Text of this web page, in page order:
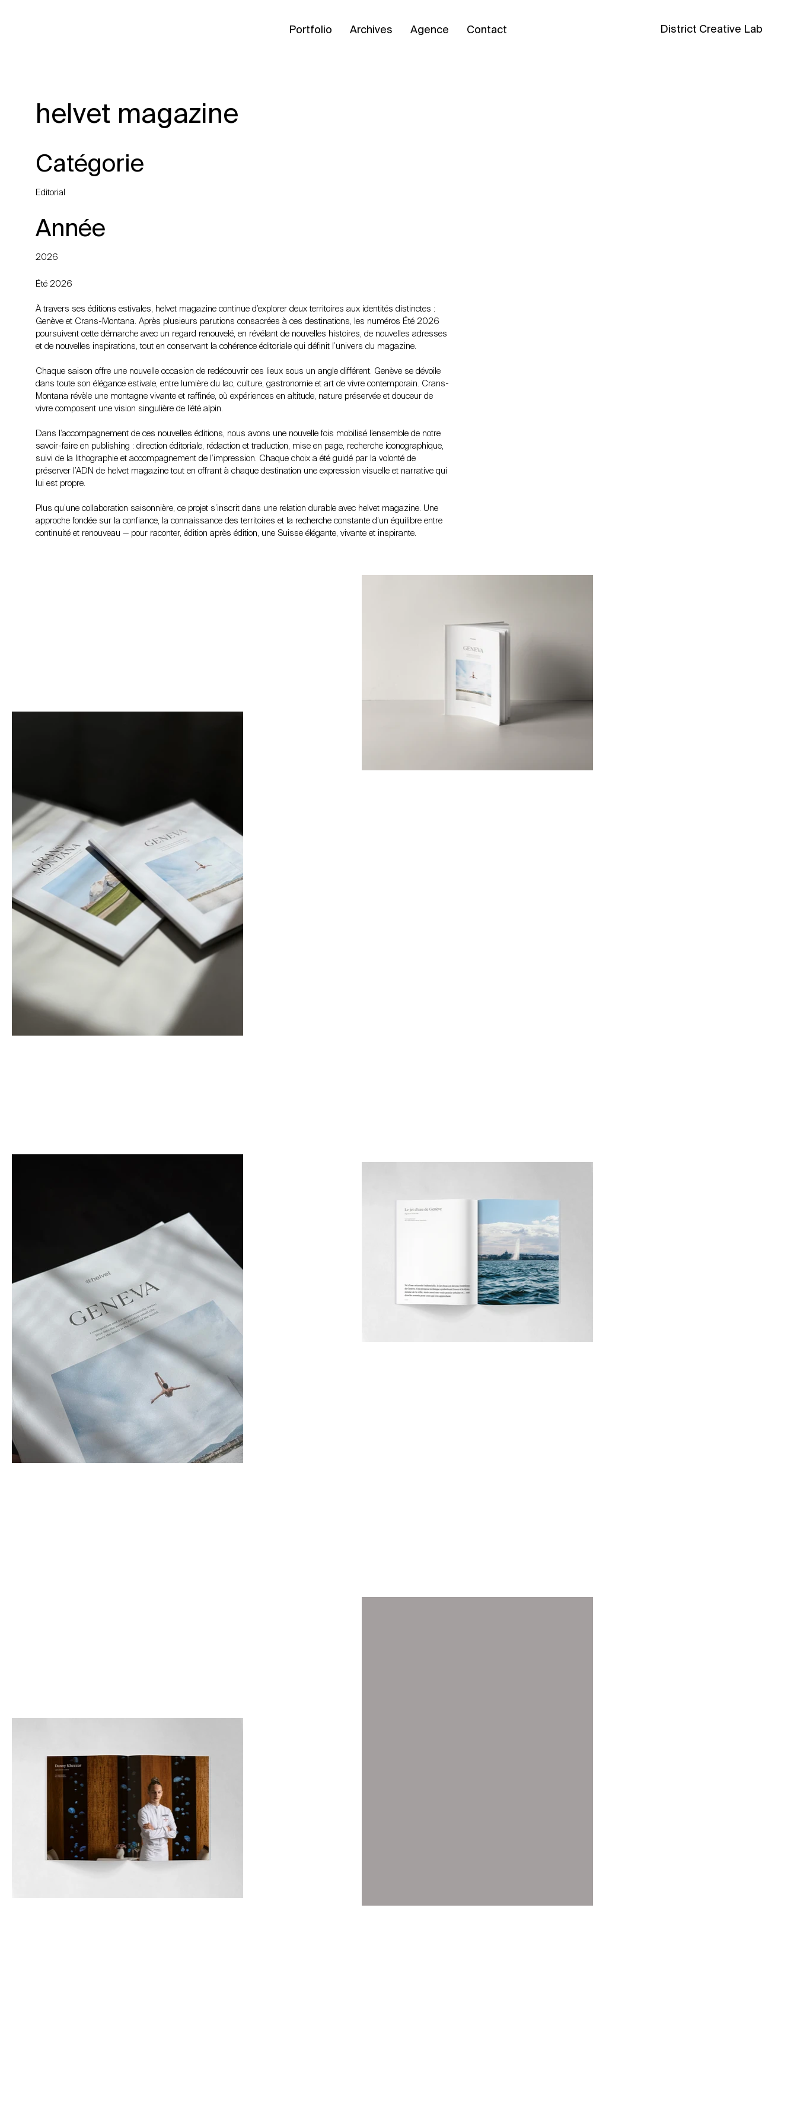
Portfolio Archives Agence Contact District Creative Lab
helvet magazine
Catégorie
Editorial
Année
2026
Été 2026
À travers ses éditions estivales, helvet magazine continue d’explorer deux territoires aux identités distinctes :
Genève et Crans-Montana. Après plusieurs parutions consacrées à ces destinations, les numéros Été 2026
poursuivent cette démarche avec un regard renouvelé, en révélant de nouvelles histoires, de nouvelles adresses
et de nouvelles inspirations, tout en conservant la cohérence éditoriale qui définit l’univers du magazine.
Chaque saison offre une nouvelle occasion de redécouvrir ces lieux sous un angle différent. Genève se dévoile
dans toute son élégance estivale, entre lumière du lac, culture, gastronomie et art de vivre contemporain. Crans-
Montana révèle une montagne vivante et raffinée, où expériences en altitude, nature préservée et douceur de
vivre composent une vision singulière de l’été alpin.
Dans l’accompagnement de ces nouvelles éditions, nous avons une nouvelle fois mobilisé l’ensemble de notre
savoir-faire en publishing : direction éditoriale, rédaction et traduction, mise en page, recherche iconographique,
suivi de la lithographie et accompagnement de l’impression. Chaque choix a été guidé par la volonté de
préserver l’ADN de helvet magazine tout en offrant à chaque destination une expression visuelle et narrative qui
lui est propre.
Plus qu’une collaboration saisonnière, ce projet s’inscrit dans une relation durable avec helvet magazine. Une
approche fondée sur la confiance, la connaissance des territoires et la recherche constante d’un équilibre entre
continuité et renouveau — pour raconter, édition après édition, une Suisse élégante, vivante et inspirante.